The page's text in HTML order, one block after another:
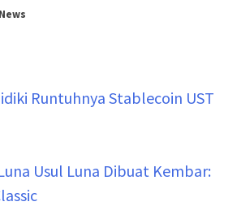
Runtuhnya Stablecoin UST
Usul Luna Dibuat Kembar: